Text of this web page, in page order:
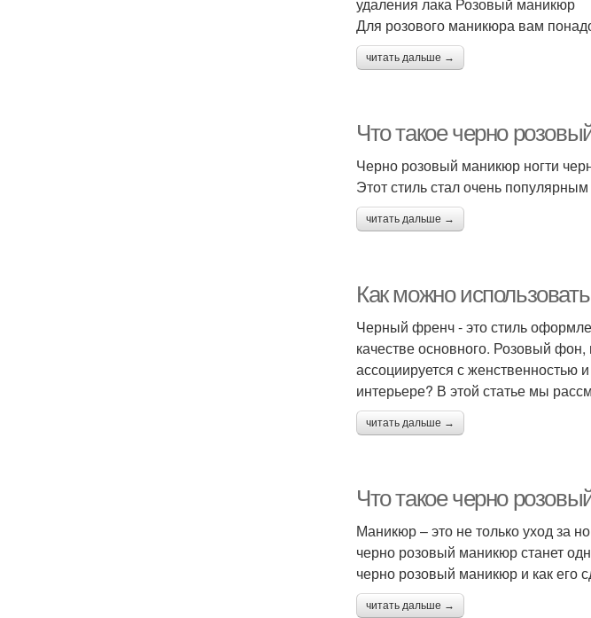
Для розового маникюра вам
читать дальше →
Что такое черно
Черно розовый маникюр ногти
Этот стиль стал очень
читать дальше →
Как можно
Черный френч - это стиль
качестве основного. Розовый
ассоциируется с женственностью
интерьере? В этой статье мы
читать дальше →
Что такое черно
Маникюр – это не только уход за
черно розовый маникюр станет
черно розовый маникюр и как его
читать дальше →